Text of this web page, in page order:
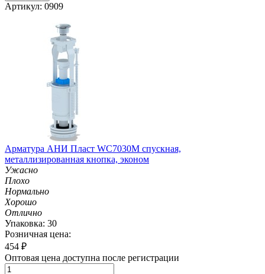
Артикул: 0909
Арматура АНИ Пласт WC7030M спускная,
металлизированная кнопка, эконом
Ужасно
Плохо
Нормально
Хорошо
Отлично
Упаковка: 30
Розничная цена:
454 ₽
Оптовая цена доступна после регистрации